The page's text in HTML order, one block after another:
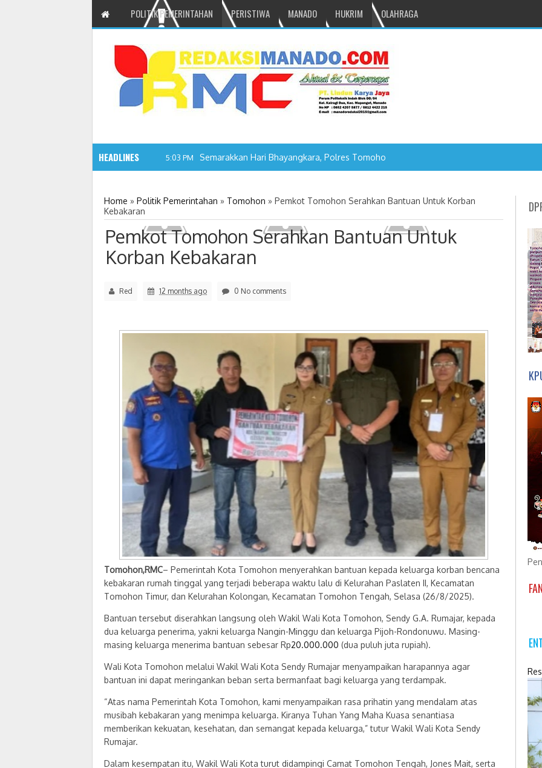
POLITIK PEMERINTAHAN PERISTIWA MANADO HUKRIM OLAHRAGA
HEADLINES 5:03 PM Semarakkan Hari Bhayangkara, Polres Tomohon Gelar Olahraga Bersama
Home » Politik Pemerintahan » Tomohon » Pemkot Tomohon Serahkan Bantuan Untuk Korban
Kebakaran
Pemkot Tomohon Serahkan Bantuan Untuk
Korban Kebakaran
Red 12 months ago 0 No comments
Tomohon,RMC– Pemerintah Kota Tomohon menyerahkan bantuan kepada keluarga korban bencana
kebakaran rumah tinggal yang terjadi beberapa waktu lalu di Kelurahan Paslaten II, Kecamatan
Tomohon Timur, dan Kelurahan Kolongan, Kecamatan Tomohon Tengah, Selasa (26/8/2025).
Bantuan tersebut diserahkan langsung oleh Wakil Wali Kota Tomohon, Sendy G.A. Rumajar, kepada
dua keluarga penerima, yakni keluarga Nangin-Minggu dan keluarga Pijoh-Rondonuwu. Masing-
masing keluarga menerima bantuan sebesar Rp20.000.000 (dua puluh juta rupiah).
Wali Kota Tomohon melalui Wakil Wali Kota Sendy Rumajar menyampaikan harapannya agar
bantuan ini dapat meringankan beban serta bermanfaat bagi keluarga yang terdampak.
“Atas nama Pemerintah Kota Tomohon, kami menyampaikan rasa prihatin yang mendalam atas
musibah kebakaran yang menimpa keluarga. Kiranya Tuhan Yang Maha Kuasa senantiasa
memberikan kekuatan, kesehatan, dan semangat kepada keluarga,” tutur Wakil Wali Kota Sendy
Rumajar.
Dalam kesempatan itu, Wakil Wali Kota turut didampingi Camat Tomohon Tengah, Jones Mait, serta